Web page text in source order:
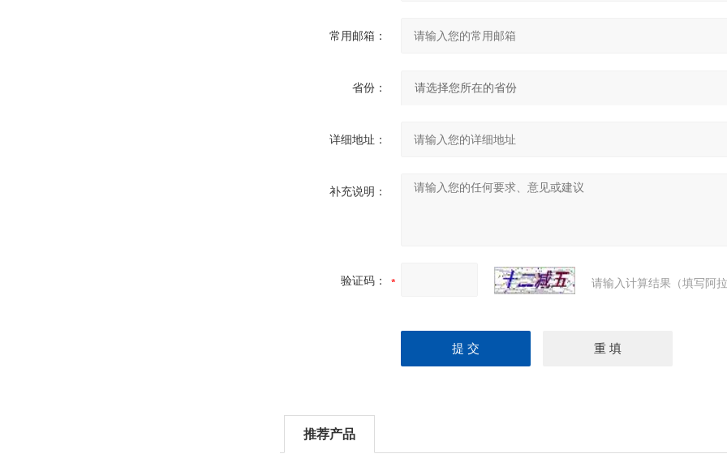
常用邮箱：
省份：
详细地址：
补充说明：
验证码： 请输入计算结果（填写阿
推荐产品